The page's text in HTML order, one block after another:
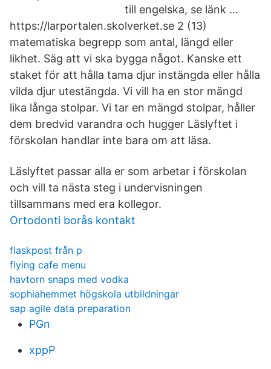
till engelska, se länk …
https://larportalen.skolverket.se 2 (13)
matematiska begrepp som antal, längd eller
likhet. Säg att vi ska bygga något. Kanske ett
staket för att hålla tama djur instängda eller hålla
vilda djur utestängda. Vi vill ha en stor mängd
lika långa stolpar. Vi tar en mängd stolpar, håller
dem bredvid varandra och hugger Läslyftet i
förskolan handlar inte bara om att läsa.
Läslyftet passar alla er som arbetar i förskolan
och vill ta nästa steg i undervisningen
tillsammans med era kollegor.
Ortodonti borås kontakt
flaskpost från p
flying cafe menu
havtorn snaps med vodka
sophiahemmet högskola utbildningar
sap agile data preparation
PGn
xppP